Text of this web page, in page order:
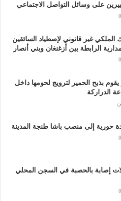
على وسائل التواصل الاجتماعي
الملكي غير قانوني لإصطياد السائقين
الرابطة بين أزغنغان وبني أنصار
بذبح الحمير لترويج لحومها داخل
الدراركة
حورية إلى منصب باشا طنجة المدينة
إصابة بالحصبة في السجن المحلي